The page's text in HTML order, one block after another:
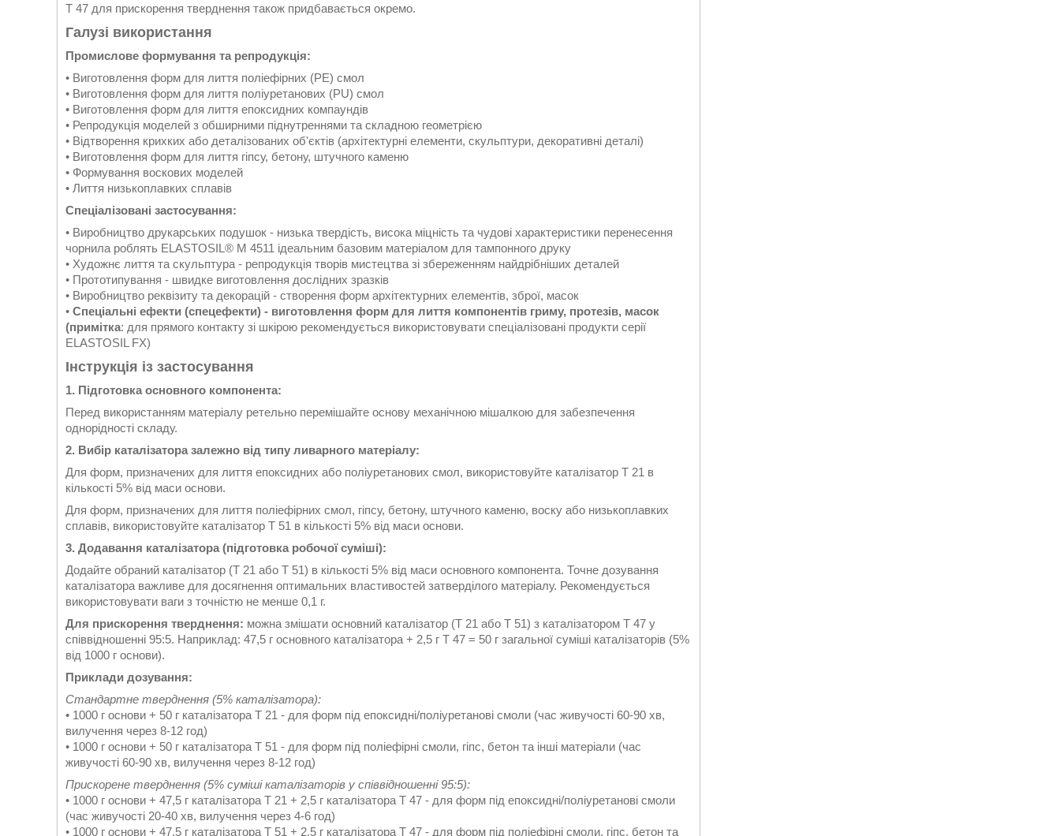
T 47 для прискорення тверднення також придбавається окремо.
Галузі використання
Промислове формування та репродукція:
• Виготовлення форм для лиття поліефірних (PE) смол
• Виготовлення форм для лиття поліуретанових (PU) смол
• Виготовлення форм для лиття епоксидних компаундів
• Репродукція моделей з обширними піднутреннями та складною геометрією
• Відтворення крихких або деталізованих об'єктів (архітектурні елементи, скульптури, декоративні деталі)
• Виготовлення форм для лиття гіпсу, бетону, штучного каменю
• Формування воскових моделей
• Лиття низькоплавких сплавів
Спеціалізовані застосування:
• Виробництво друкарських подушок - низька твердість, висока міцність та чудові характеристики перенесення
чорнила роблять ELASTOSIL® M 4511 ідеальним базовим матеріалом для тампонного друку
• Художнє лиття та скульптура - репродукція творів мистецтва зі збереженням найдрібніших деталей
• Прототипування - швидке виготовлення дослідних зразків
• Виробництво реквізиту та декорацій - створення форм архітектурних елементів, зброї, масок
• Спеціальні ефекти (спецефекти) - виготовлення форм для лиття компонентів гриму, протезів, масок
(примітка: для прямого контакту зі шкірою рекомендується використовувати спеціалізовані продукти серії
ELASTOSIL FX)
Інструкція із застосування
1. Підготовка основного компонента:
Перед використанням матеріалу ретельно перемішайте основу механічною мішалкою для забезпечення
однорідності складу.
2. Вибір каталізатора залежно від типу ливарного матеріалу:
Для форм, призначених для лиття епоксидних або поліуретанових смол, використовуйте каталізатор T 21 в
кількості 5% від маси основи.
Для форм, призначених для лиття поліефірних смол, гіпсу, бетону, штучного каменю, воску або низькоплавких
сплавів, використовуйте каталізатор T 51 в кількості 5% від маси основи.
3. Додавання каталізатора (підготовка робочої суміші):
Додайте обраний каталізатор (T 21 або T 51) в кількості 5% від маси основного компонента. Точне дозування
каталізатора важливе для досягнення оптимальних властивостей затверділого матеріалу. Рекомендується
використовувати ваги з точністю не менше 0,1 г.
Для прискорення тверднення: можна змішати основний каталізатор (T 21 або T 51) з каталізатором T 47 у
співвідношенні 95:5. Наприклад: 47,5 г основного каталізатора + 2,5 г T 47 = 50 г загальної суміші каталізаторів (5%
від 1000 г основи).
Приклади дозування:
Стандартне тверднення (5% каталізатора):
• 1000 г основи + 50 г каталізатора T 21 - для форм під епоксидні/поліуретанові смоли (час живучості 60-90 хв,
вилучення через 8-12 год)
• 1000 г основи + 50 г каталізатора T 51 - для форм під поліефірні смоли, гіпс, бетон та інші матеріали (час
живучості 60-90 хв, вилучення через 8-12 год)
Прискорене тверднення (5% суміші каталізаторів у співвідношенні 95:5):
• 1000 г основи + 47,5 г каталізатора T 21 + 2,5 г каталізатора T 47 - для форм під епоксидні/поліуретанові смоли
(час живучості 20-40 хв, вилучення через 4-6 год)
• 1000 г основи + 47,5 г каталізатора T 51 + 2,5 г каталізатора T 47 - для форм під поліефірні смоли, гіпс, бетон та